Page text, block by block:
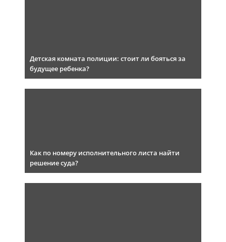
Детская комната полиции: стоит ли бояться за
будущее ребенка?
Как по номеру исполнительного листа найти
решение суда?